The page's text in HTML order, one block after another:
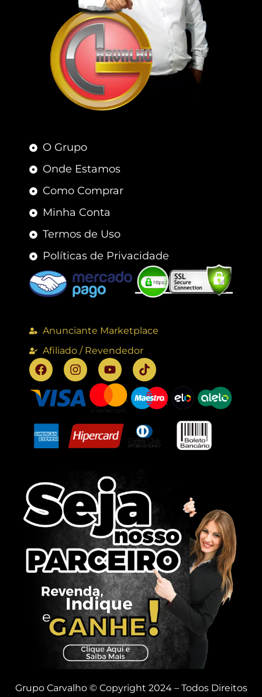
O Grupo
Onde Estamos
Como Comprar
Minha Conta
Termos de Uso
Políticas de Privacidade
Anunciante Marketplace
Afiliado / Revendedor
Grupo Carvalho © Copyright 2024 – Todos Direitos